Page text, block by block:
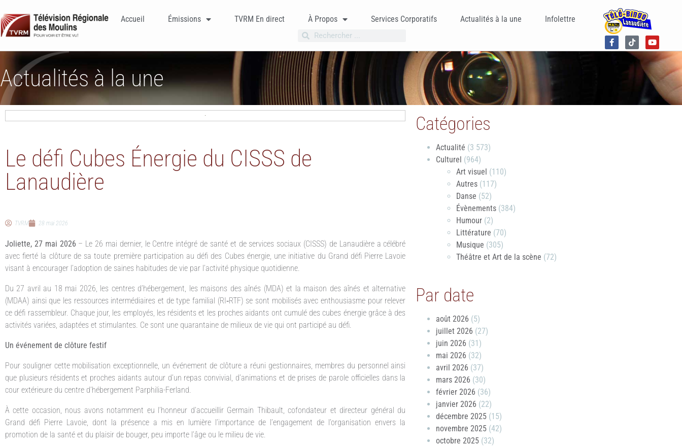
Accueil Émissions TVRM En direct À Propos Services Corporatifs Actualités à la une Infolettre
Actualités à la une
Le défi Cubes Énergie du CISSS de
Lanaudière
TVRM 28 mai 2026
Joliette, 27 mai 2026 – Le 26 mai dernier, le Centre intégré de santé et de services sociaux (CISSS) de Lanaudière a célébré
avec fierté la clôture de sa toute première participation au défi des Cubes énergie, une initiative du Grand défi Pierre Lavoie
visant à encourager l’adoption de saines habitudes de vie par l’activité physique quotidienne.
Du 27 avril au 18 mai 2026, les centres d’hébergement, les maisons des aînés (MDA) et la maison des aînés et alternative
(MDAA) ainsi que les ressources intermédiaires et de type familial (RI‑RTF) se sont mobilisés avec enthousiasme pour relever
ce défi rassembleur. Chaque jour, les employés, les résidents et les proches aidants ont cumulé des cubes énergie grâce à des
activités variées, adaptées et stimulantes. Ce sont une quarantaine de milieux de vie qui ont participé au défi.
Un événement de clôture festif
Pour souligner cette mobilisation exceptionnelle, un événement de clôture a réuni gestionnaires, membres du personnel ainsi
que plusieurs résidents et proches aidants autour d’un repas convivial, d’animations et de prises de parole officielles dans la
cour extérieure du centre d’hébergement Parphilia-Ferland.
À cette occasion, nous avons notamment eu l’honneur d’accueillir Germain Thibault, cofondateur et directeur général du
Grand défi Pierre Lavoie, dont la présence a mis en lumière l’importance de l’engagement de l’organisation envers la
promotion de la santé et du plaisir de bouger, peu importe l’âge ou le milieu de vie.
Catégories
Actualité (3 573)
Culturel (964)
Art visuel (110)
Autres (117)
Danse (52)
Évènements (384)
Humour (2)
Littérature (70)
Musique (305)
Théâtre et Art de la scène (72)
Par date
août 2026 (5)
juillet 2026 (27)
juin 2026 (31)
mai 2026 (32)
avril 2026 (37)
mars 2026 (30)
février 2026 (36)
janvier 2026 (22)
décembre 2025 (15)
novembre 2025 (42)
octobre 2025 (32)